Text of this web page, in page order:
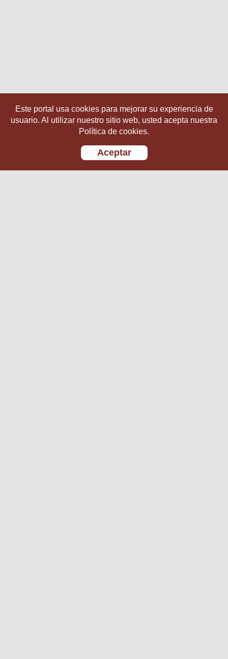
Este portal usa cookies para mejorar su experiencia de
usuario. Al utilizar nuestro sitio web, usted acepta nuestra
Política de cookies.
Aceptar